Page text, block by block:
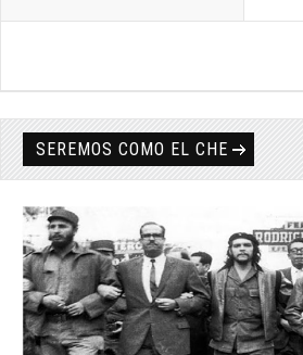
SEREMOS COMO EL CHE